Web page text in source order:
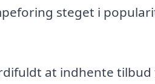
steget i
at indhente tilbud